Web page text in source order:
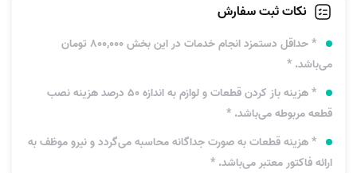
نکات ثبت سفارش
* حداقل دستمزد انجام خدمات در این بخش 800,000 تومان
می‌باشد. *
* هزینه باز کردن قطعات و لوازم به اندازه 50 درصد هزینه نصب
قطعه مربوطه می‌باشد. *
* هزینه قطعات به‌ صورت جداگانه محاسبه می‌گردد و نیرو موظف به
ارائه فاکتور معتبر می‌باشد. *